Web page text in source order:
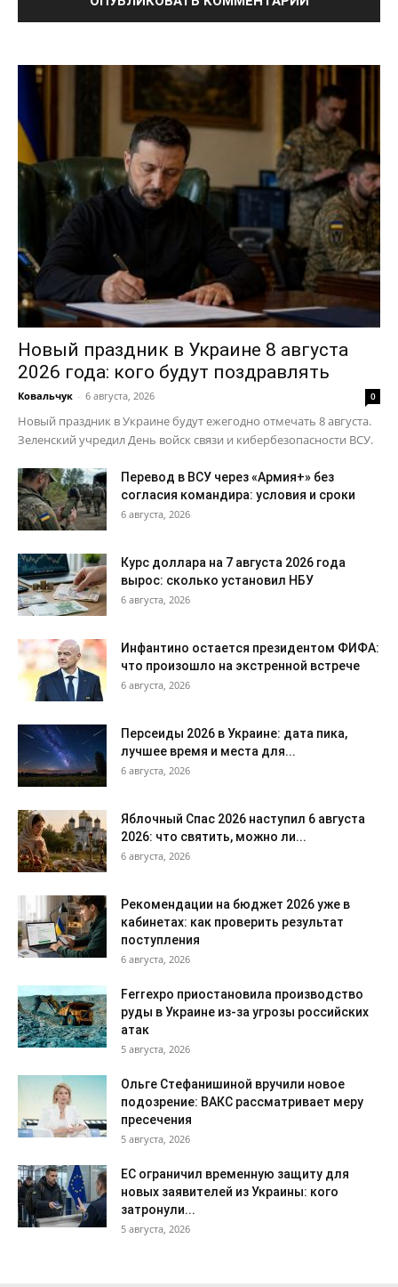
О нас
Связаться с нами
Политика конфиденциальности
Отказ от ответственности
Подписка
Мой аккаунт
Реклама
Контакты
Новый праздник в Украине 8 августа
2026 года: кого будут поздравлять
Ковальчук - 6 августа, 2026 0
Новый праздник в Украине будут ежегодно отмечать 8 августа.
Зеленский учредил День войск связи и кибербезопасности ВСУ.
Перевод в ВСУ через «Армия+» без
согласия командира: условия и сроки
6 августа, 2026
Курс доллара на 7 августа 2026 года
вырос: сколько установил НБУ
6 августа, 2026
Инфантино остается президентом ФИФА:
что произошло на экстренной встрече
6 августа, 2026
Персеиды 2026 в Украине: дата пика,
лучшее время и места для...
6 августа, 2026
Яблочный Спас 2026 наступил 6 августа
2026: что святить, можно ли...
6 августа, 2026
Рекомендации на бюджет 2026 уже в
кабинетах: как проверить результат
поступления
6 августа, 2026
Ferrexpo приостановила производство
руды в Украине из-за угрозы российских
атак
5 августа, 2026
Ольге Стефанишиной вручили новое
подозрение: ВАКС рассматривает меру
пресечения
5 августа, 2026
ЕС ограничил временную защиту для
новых заявителей из Украины: кого
затронули...
5 августа, 2026